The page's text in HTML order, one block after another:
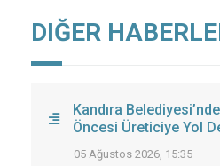
DIĞER
Kandıra
Öncesi Üreticiye Yol
05 Ağustos 2026, 15:35